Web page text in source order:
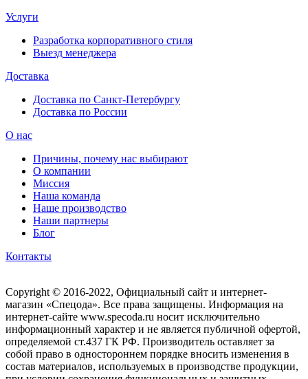
Услуги
Разработка корпоративного стиля
Выезд менеджера
Доставка
Доставка по Санкт-Петербургу
Доставка по России
О нас
Причины, почему нас выбирают
О компании
Миссия
Наша команда
Наше производство
Наши партнеры
Блог
Контакты
Copyright © 2016-2022, Официальный сайт и интернет-
магазин «Спецода». Все права защищены. Информация на
интернет-сайте www.specoda.ru носит исключительно
информационный характер и не является публичной офертой,
определяемой ст.437 ГК РФ. Производитель оставляет за
собой право в одностороннем порядке вносить изменения в
состав материалов, используемых в производстве продукции,